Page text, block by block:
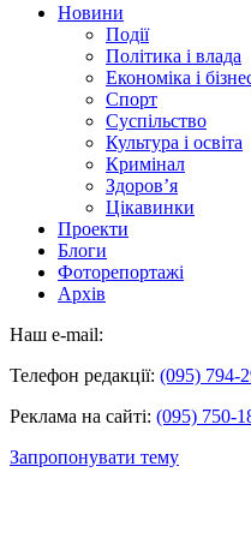
Новини
Події
Політика і влада
Економіка і
Спорт
Суспільство
Культура і освіта
Кримінал
Здоров’я
Цікавинки
Проекти
Блоги
Фоторепортажі
Архів
Наш e-mail:
Телефон редакції: (095) 794-
Реклама на сайті: (095) 750-
Запропонувати тему